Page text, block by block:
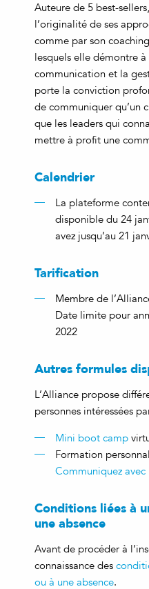
Auteure de 5 best-
l’originalité de ses
comme par son
lesquels elle démontre
communication et la
porte la conviction
de communiquer qu’un
que les leaders qui
mettre à profit une
Calendrier
La plateforme
disponible du 24
avez jusqu’au 21
Tarification
Membre de
Date limite pour
2022
Autres formules
L’Alliance propose
personnes intéressées
Mini boot camp
Formation
Communiquez avec
Conditions liées à
une absence
Avant de procéder à
connaissance des
ou à une absence.